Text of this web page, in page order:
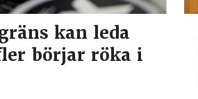
kan leda
börjar röka i